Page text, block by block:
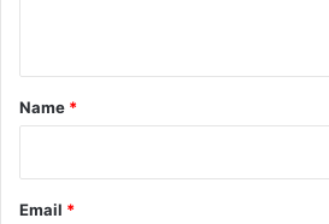
*
Name *
Email *